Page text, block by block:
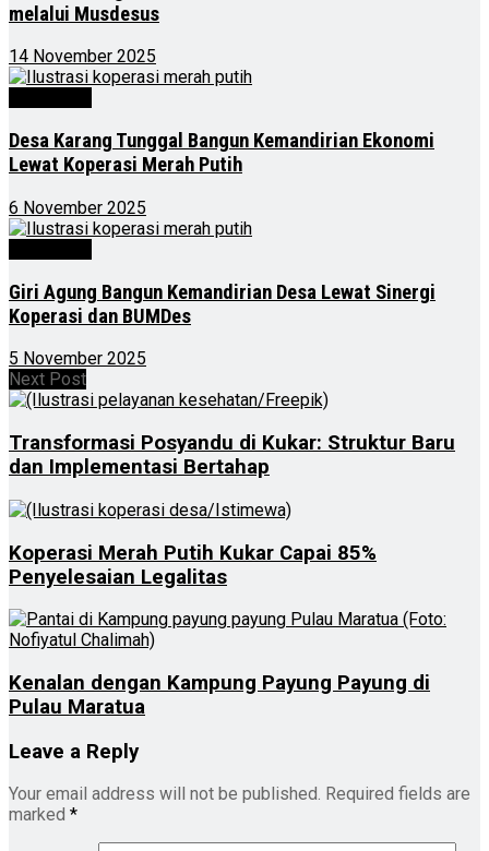
melalui Musdesus
14 November 2025
Desa Karang Tunggal Bangun Kemandirian Ekonomi
Lewat Koperasi Merah Putih
6 November 2025
Giri Agung Bangun Kemandirian Desa Lewat Sinergi
Koperasi dan BUMDes
5 November 2025
Next Post
Transformasi Posyandu di Kukar: Struktur Baru
dan Implementasi Bertahap
Koperasi Merah Putih Kukar Capai 85%
Penyelesaian Legalitas
Kenalan dengan Kampung Payung Payung di
Pulau Maratua
Leave a Reply
Your email address will not be published. Required fields are
marked *